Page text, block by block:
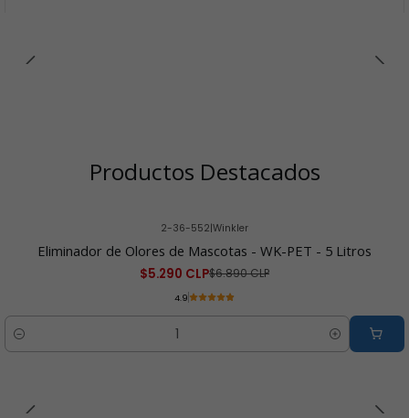
Productos Destacados
2-36-552|Winkler
Eliminador de Olores de Mascotas - WK-PET - 5 Litros
$5.290 CLP$6.890 CLP
4.9
Cantidad